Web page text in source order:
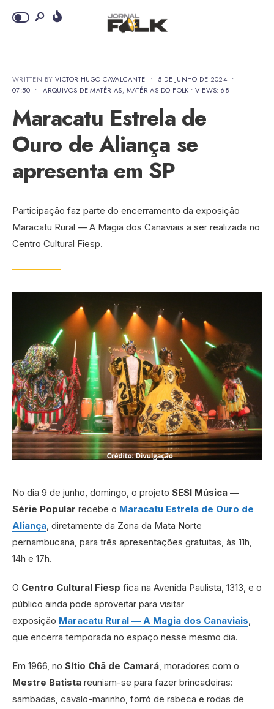
WRITTEN BY VICTOR HUGO CAVALCANTE • 5 DE JUNHO DE 2024 •
07:50 • ARQUIVOS DE MATÉRIAS, MATÉRIAS DO FOLK •VIEWS: 68
Maracatu Estrela de
Ouro de Aliança se
apresenta em SP
Participação faz parte do encerramento da exposição
Maracatu Rural — A Magia dos Canaviais a ser realizada no
Centro Cultural Fiesp.
No dia 9 de junho, domingo, o projeto SESI Música —
Série Popular recebe o Maracatu Estrela de Ouro de
Aliança , diretamente da Zona da Mata Norte
pernambucana, para três apresentações gratuitas, às 11h,
14h e 17h.
O Centro Cultural Fiesp fica na Avenida Paulista, 1313, e o
público ainda pode aproveitar para visitar
exposição Maracatu Rural — A Magia dos Canaviais
que encerra temporada no espaço nesse mesmo dia.
Em 1966, no Sítio Chã de Camará , moradores com o
Mestre Batista reuniam-se para fazer brincadeiras:
sambadas, cavalo-marinho, forró de rabeca e rodas de